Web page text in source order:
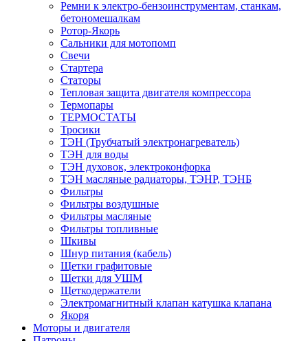
Ремни к электро-бензоинструментам, станкам,
бетономешалкам
Ротор-Якорь
Сальники для мотопомп
Свечи
Стартера
Статоры
Тепловая защита двигателя компрессора
Термопары
ТЕРМОСТАТЫ
Тросики
ТЭН (Трубчатый электронагреватель)
ТЭН для воды
ТЭН духовок, электроконфорка
ТЭН масляные радиаторы, ТЭНР, ТЭНБ
Фильтры
Фильтры воздушные
Фильтры масляные
Фильтры топливные
Шкивы
Шнур питания (кабель)
Щетки графитовые
Щетки для УШМ
Щеткодержатели
Электромагнитный клапан катушка клапана
Якоря
Моторы и двигателя